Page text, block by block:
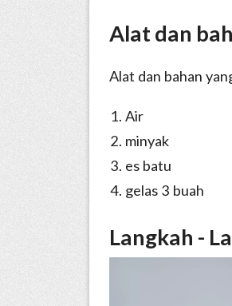
Alat dan
Alat dan bahan
Air
minyak
es batu
gelas 3 buah
Langkah -